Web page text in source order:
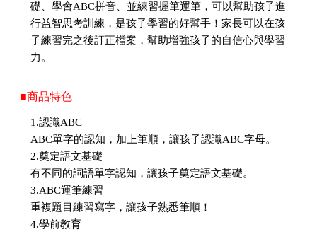
礎、學會ABC拼音、並練習握筆運筆，可以幫助孩子進
行益智思考訓練，是孩子學習的好幫手！家長可以在孩
子練習完之後訂正檔案，幫助增強孩子的自信心與學習
力。
■商品特色
1.認識ABC
ABC單字的認知，加上筆順，讓孩子認識ABC字母。
2.奠定語文基礎
有不同的詞語單字認知，讓孩子奠定語文基礎。
3.ABC運筆練習
重複題目練習寫字，讓孩子熟悉筆順！
4.學前教育